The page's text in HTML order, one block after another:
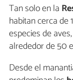
Tan solo en la
habitan cerca de
especies de
alrededor de 50
Desde el